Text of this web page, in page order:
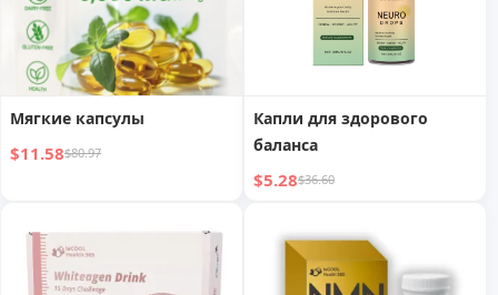
Мягкие капсулы
$11.58$80.97
Капли для здорового
баланса
$5.28$36.60